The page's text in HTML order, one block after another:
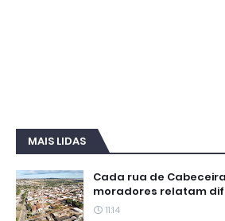
MAIS LIDAS
Cada rua de
moradores relatam
11:14